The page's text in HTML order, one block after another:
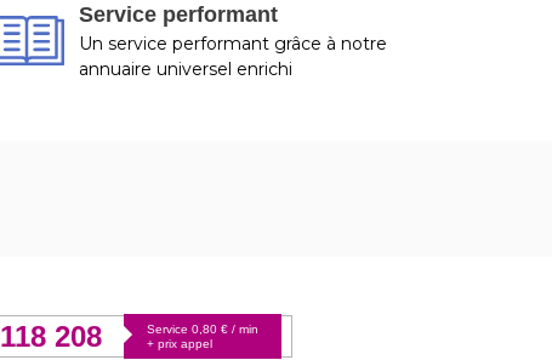
Service performant
Un service performant grâce à notre
annuaire universel enrichi
118 208
Service 0,80 € / min
+ prix appel